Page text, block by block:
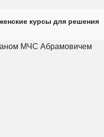
курсы для решения